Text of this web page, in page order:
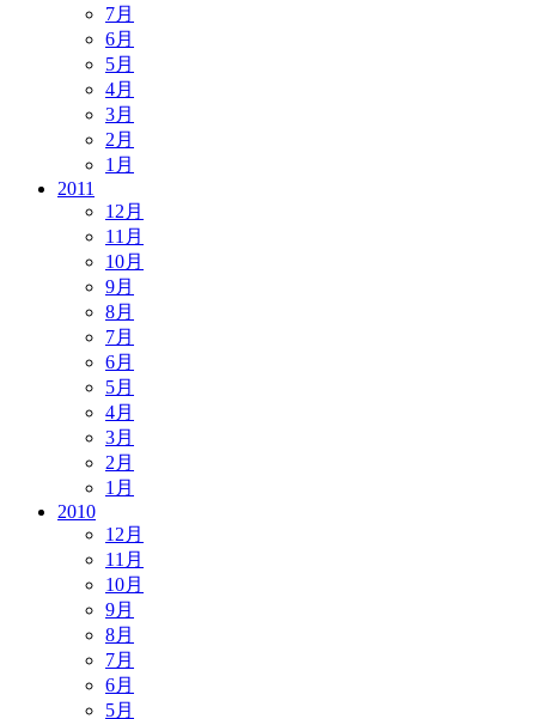
7月
6月
5月
4月
3月
2月
1月
2011
12月
11月
10月
9月
8月
7月
6月
5月
4月
3月
2月
1月
2010
12月
11月
10月
9月
8月
7月
6月
5月